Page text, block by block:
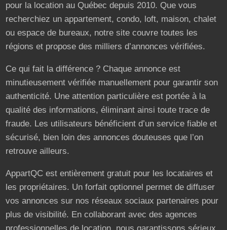
pour la location au Québec depuis 2010. Que vous
recherchiez un appartement, condo, loft, maison, chalet
ou espace de bureaux, notre site couvre toutes les
régions et propose des milliers d’annonces vérifiées.
Ce qui fait la différence ? Chaque annonce est
minutieusement vérifiée manuellement pour garantir son
authenticité. Une attention particulière est portée à la
qualité des informations, éliminant ainsi toute trace de
fraude. Les utilisateurs bénéficient d’un service fiable et
sécurisé, bien loin des annonces douteuses que l’on
retrouve ailleurs.
AppartQC est entièrement gratuit pour les locataires et
les propriétaires. Un forfait optionnel permet de diffuser
vos annonces sur nos réseaux sociaux partenaires pour
plus de visibilité. En collaborant avec des agences